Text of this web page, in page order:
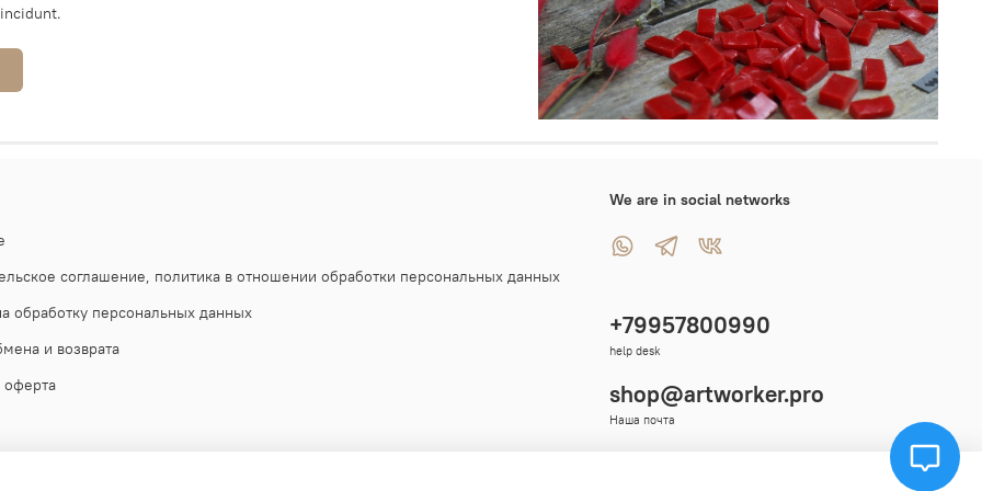
соглашение, политика в отношении обработки персональных данных
обработку персональных данных
и возврата
оферта
We are in social networks
+79957800990
help desk
shop@artworker.pro
Наша почта